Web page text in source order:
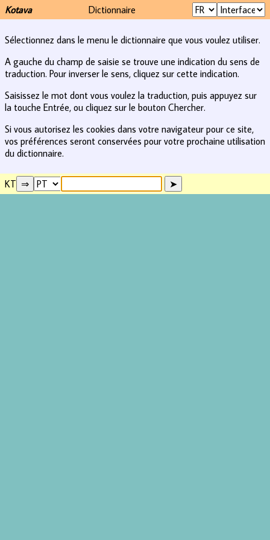
Kotava Dictionnaire
Sélectionnez dans le menu le dictionnaire que vous voulez utiliser.
A gauche du champ de saisie se trouve une indication du sens de
traduction. Pour inverser le sens, cliquez sur cette indication.
Saisissez le mot dont vous voulez la traduction, puis appuyez sur
la touche Entrée, ou cliquez sur le bouton Chercher.
Si vous autorisez les cookies dans votre navigateur pour ce site,
vos préférences seront conservées pour votre prochaine utilisation
du dictionnaire.
KT